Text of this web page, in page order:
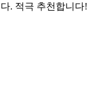
. 적극 추천합니다!